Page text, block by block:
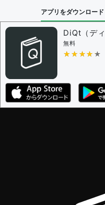
問題の編集権限を持
審査に対する投票権
ザー
決定に必要な投票数
編集ガイドライン
アプリをダウンロード
DiQt（ディ
無料
★★★★★
★★★★★